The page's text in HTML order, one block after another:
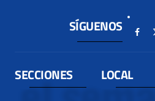
SÍGUENOS
SECCIONES LOCAL